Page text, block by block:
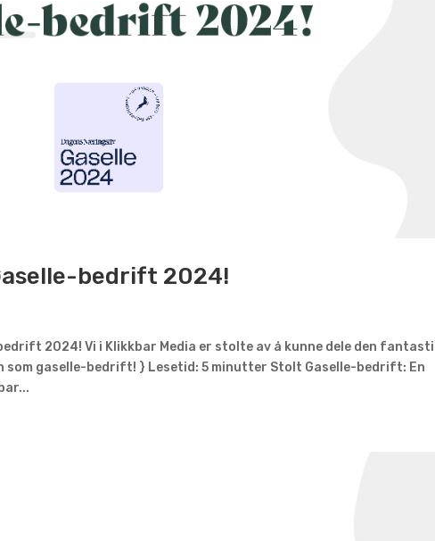
bedrift 2024!
2024! Vi i Klikkbar Media er stolte av å kunne dele den
gaselle-bedrift! } Lesetid: 5 minutter Stolt Gaselle-bedrift: En